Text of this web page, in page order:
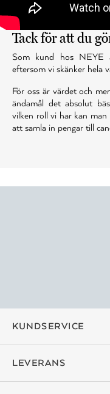
Tack för att du
Som kund hos NEYE
eftersom vi skänker hela
För oss är värdet och
ändamål det absolut
vilken roll vi har kan
att samla in pengar till
KUNDSERVICE
LEVERANS